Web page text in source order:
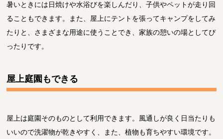
暑いときには日焼けや水浴びを楽しんだり、子供やペットが走り回
ることもできます。また、屋上にテントを張ってキャンプをしてみ
たりと、さまざまな用途に使うことでき、家族の憩いの場としてぴ
ったりです。
屋上庭園もできる
屋上は庭園そのものとして利用できます。風通しが良く日当たりも
いいので洗濯物が乾きやすく、また、植物も育ちやすい環境です。